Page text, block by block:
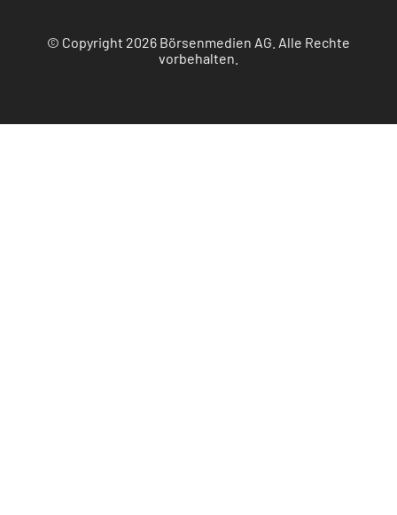
© Copyright 2026 Börsenmedien AG. Alle Rechte
vorbehalten.